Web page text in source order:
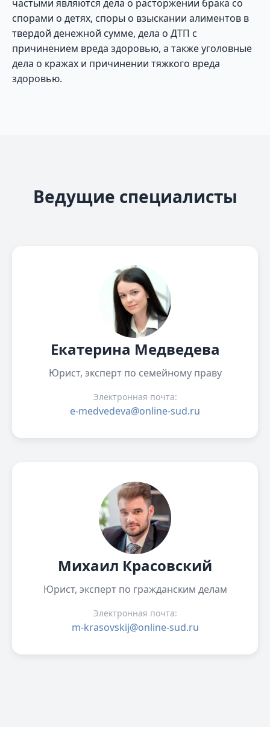
частыми являются дела о расторжении брака со
спорами о детях, споры о взыскании алиментов в
твердой денежной сумме, дела о ДТП с
причинением вреда здоровью, а также уголовные
дела о кражах и причинении тяжкого вреда
здоровью.
Ведущие специалисты
Екатерина Медведева
Юрист, эксперт по семейному праву
Электронная почта:
e-medvedeva@online-sud.ru
Михаил Красовский
Юрист, эксперт по гражданским делам
Электронная почта:
m-krasovskij@online-sud.ru